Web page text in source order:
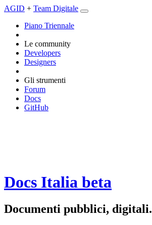
AGID + Team Digitale
Piano Triennale
Le community
Developers
Designers
Gli strumenti
Forum
Docs
GitHub
Docs Italia beta
Documenti pubblici, digitali.